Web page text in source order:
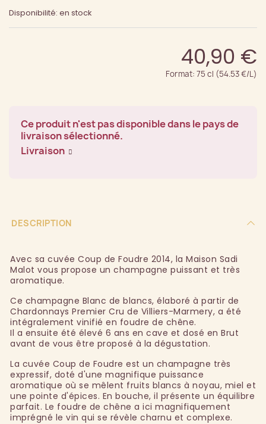
Disponibilité: en stock
40,90 €
Format: 75 cl (54.53 €/L)
Ce produit n'est pas disponible dans le pays de
livraison sélectionné.
Livraison
DESCRIPTION
Avec sa cuvée Coup de Foudre 2014, la Maison Sadi
Malot vous propose un champagne puissant et très
aromatique.
Ce champagne Blanc de blancs, élaboré à partir de
Chardonnays Premier Cru de Villiers-Marmery, a été
intégralement vinifié en foudre de chêne.
Il a ensuite été élevé 6 ans en cave et dosé en Brut
avant de vous être proposé à la dégustation.
La cuvée Coup de Foudre est un champagne très
expressif, doté d'une magnifique puissance
aromatique où se mêlent fruits blancs à noyau, miel et
une pointe d'épices. En bouche, il présente un équilibre
parfait. Le foudre de chêne a ici magnifiquement
imprégné le vin qui se révèle charnu et complexe.